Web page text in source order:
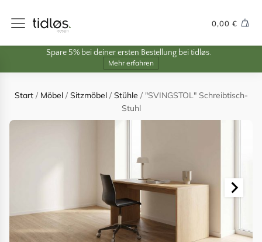
0,00 €
Spare 5% bei deiner ersten Bestellung bei tidløs.
Mehr erfahren
Start/ Möbel/ Sitzmöbel/ Stühle / "SVINGSTOL" Schreibtisch-
Stuhl